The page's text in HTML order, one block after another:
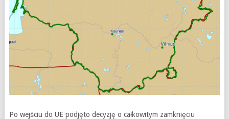
Po wejściu do UE podjęto decyzję o całkowitym zamknięciu